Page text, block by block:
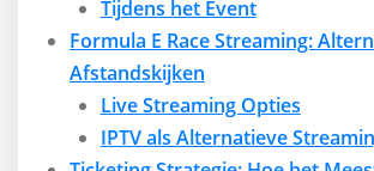
Tijdens het Event
Formula E Race Streaming:
Afstandskijken
Live Streaming Opties
IPTV als Alternatieve